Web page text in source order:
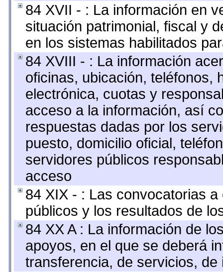
84 XVII - : La información en
situación patrimonial, fiscal y
en los sistemas habilitados
84 XVIII - : La información
oficinas, ubicación, teléfonos,
electrónica, cuotas y
acceso a la información, así
respuestas dadas por los
puesto, domicilio oficial,
servidores públicos
acceso
84 XIX - : Las convocatorias
públicos y los resultados de
84 XX A : La información de
apoyos, en el que se deberá
transferencia, de servicios,